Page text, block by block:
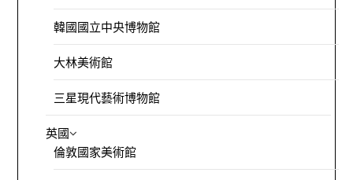
韓國國立中央博物館
大林美術館
三星現代藝術博物館
英國
倫敦國家美術館